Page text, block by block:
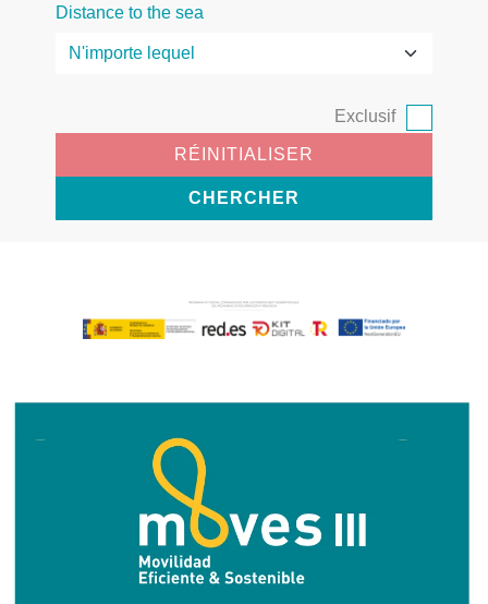
Distance to the sea
Exclusif
RÉINITIALISER
CHERCHER